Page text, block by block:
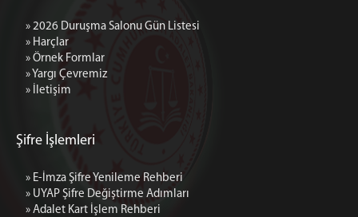
» 2026 Duruşma Salonu Gün Listesi
» Harçlar
» Örnek Formlar
» Yargı Çevremiz
» İletişim
Şifre İşlemleri
» E-İmza Şifre Yenileme Rehberi
» UYAP Şifre Değiştirme Adımları
» Adalet Kart İşlem Rehberi